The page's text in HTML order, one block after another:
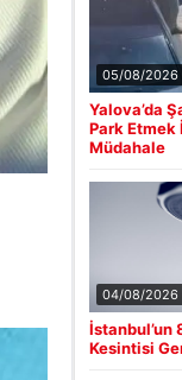
05/08/2026
Yalova’da
Park
Müdahale
İstanbul’un
Kesintisi